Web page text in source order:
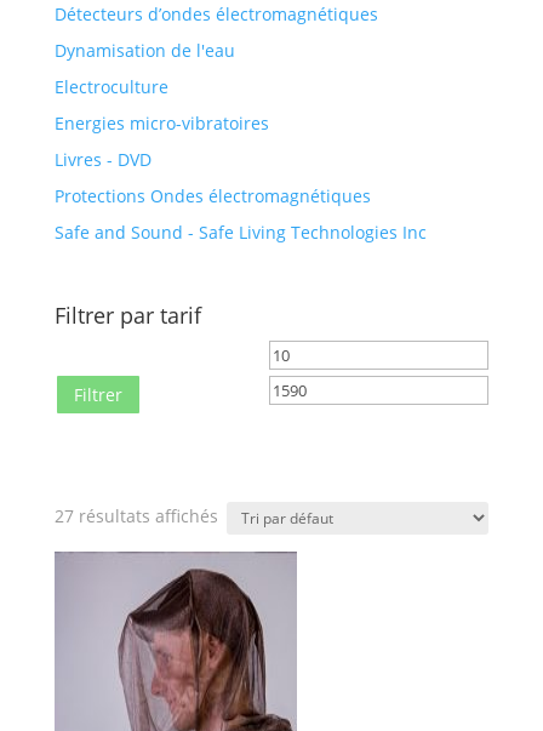
Détecteurs d’ondes électromagnétiques
Dynamisation de l'eau
Electroculture
Energies micro-vibratoires
Livres - DVD
Protections Ondes électromagnétiques
Safe and Sound - Safe Living Technologies Inc
Filtrer par tarif
Prix
min
Filtrer
27 résultats affichés